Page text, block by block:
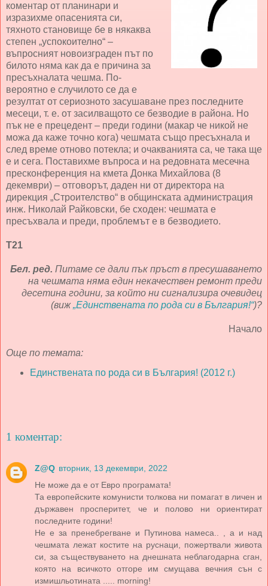
коментар от планинари и
изразихме опасенията си,
тяхното становище бе в някаква
степен „успокоително“ –
въпросният новоизграден път по
билото няма как да е причина за
пресъхналата чешма. По-
вероятно е случилото се да е
резултат от сериозното засушаване през последните
месеци, т. е. от засилващото се безводие в района. Но
пък не е прецедент – преди години (макар че никой не
можа да каже точно кога) чешмата също пресъхнала и
след време отново потекла; и очакванията са, че така ще
е и сега. Поставихме въпроса и на редовната месечна
пресконференция на кмета Донка Михайлова (8
декември) – отговорът, даден ни от директора на
дирекция „Строителство“ в общинската администрация
инж. Николай Райковски, бе сходен: чешмата е
пресъхвала и преди, проблемът е в безводието.
Т21
Бел. ред. Питаме се дали пък пръст в пресушаването
на чешмата няма един некачествен ремонт преди
десетина години, за който ни сигнализира очевидец
(виж„Единствената по рода си в България!“)?
Начало
Още по темата:
Единствената по рода си в България! (2012 г.)
1 коментар:
Z@Q вторник, 13 декември, 2022
Не може да е от Евро програмата!
Та европейските комунисти толкова ни помагат в личен и
държавен просперитет, че и полово ни ориентират
последните години!
Не е за пренебрегване и Путинова намеса.. , а и над
чешмата лежат костите на руснаци, пожертвали живота
си, за съществуването на днешната неблагодарна сган,
която на всичкото отгоре им смущава вечния сън с
измишльотината ..... morning!